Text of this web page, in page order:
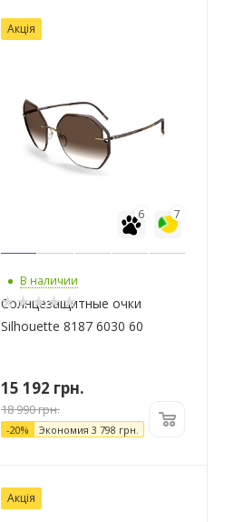
Акція
7
6
В наличии
Солнцезащитные очки
Silhouette 8187 6030 60
15 192 грн.
18 990грн.
-20% Экономия 3 798 грн.
Акція